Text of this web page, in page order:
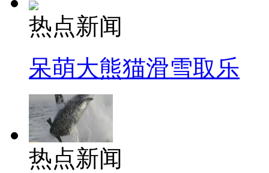
热点新闻
呆萌大熊猫滑雪取乐
热点新闻